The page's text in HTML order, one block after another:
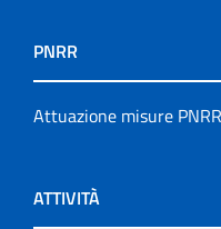
PNRR
Attuazione misure PNRR
ATTIVITÀ